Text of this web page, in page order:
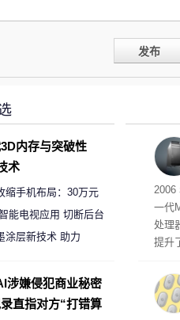
发布
有
2006
一代
处理
提升
型
ss
内存与突破性
术
缩手机布局：30万元
将被逐步清退
能电视应用 切断后台
行为
涂层新技术 助力
涉嫌侵犯商业秘密
直指对方“打错算